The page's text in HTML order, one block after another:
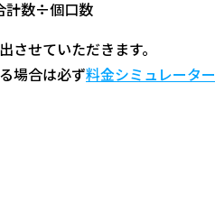
計数÷個口数
させていただきます。
場合は必ず料金シミュレーター